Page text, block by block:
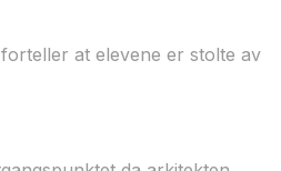
at elevene er stolte av